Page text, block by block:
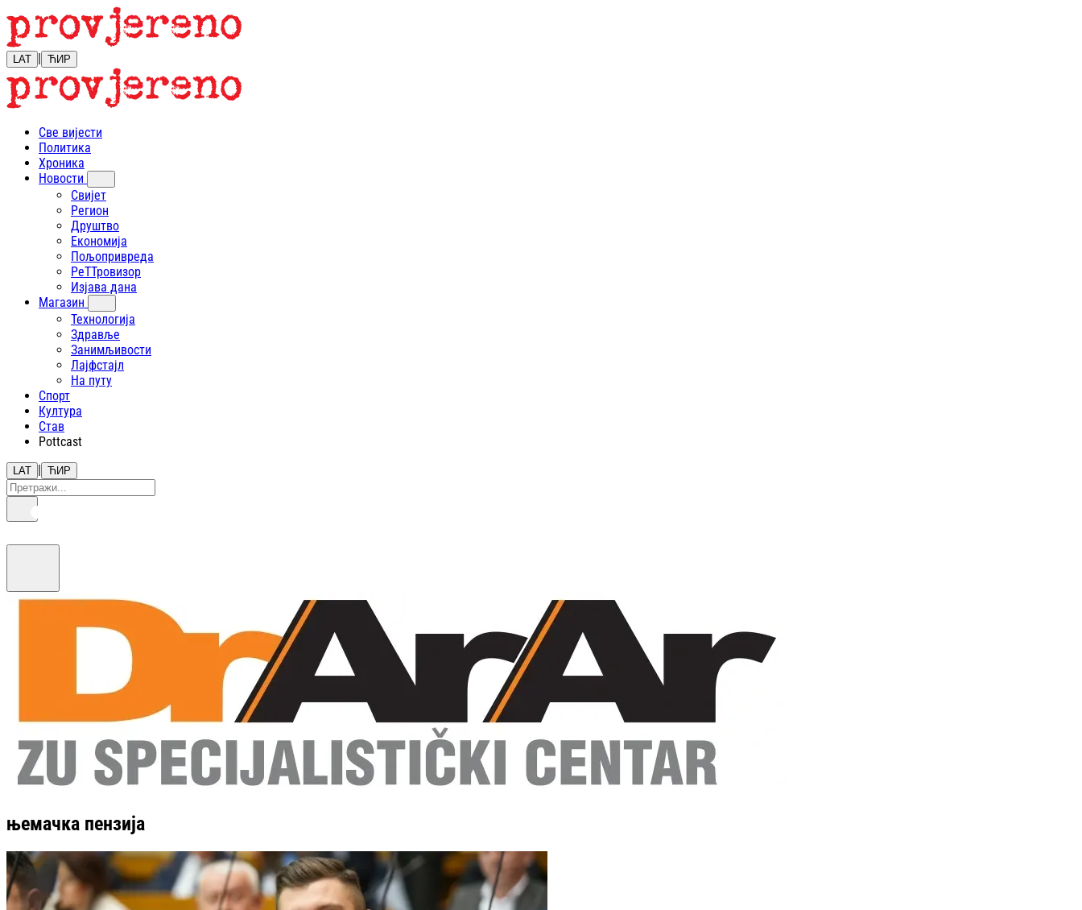
LAT | ЋИР
Све вијести
Политика
Хроника
Новости
Свијет
Регион
Друштво
Економија
Пољопривреда
РеТТровизор
Изјава дана
Магазин
Технологија
Здравље
Занимљивости
Лајфстajл
На путу
Спорт
Култура
Став
Pottcast
LAT | ЋИР
њемачка пензија